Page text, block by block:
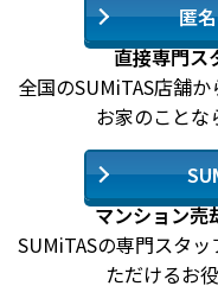
匿
直接専門ス
全国のSUMiTAS店舗
お家のことな
マンション売
SUMiTASの専門スタ
ただけるお